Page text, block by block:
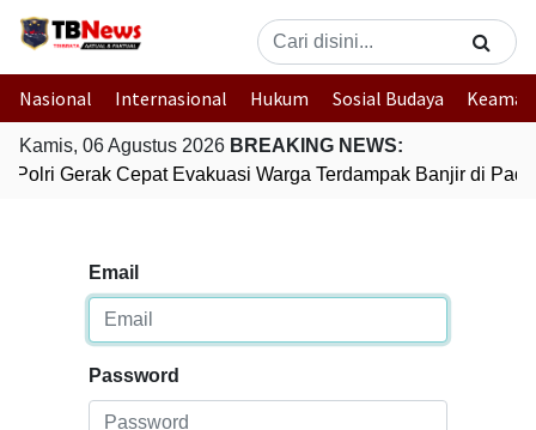
Nasional Internasional Hukum Sosial Budaya
Kamis, 06 Agustus 2026 BREAKING NEWS:
Polri Gerak Cepat Evakuasi Warga Terdampak Banjir di
Email
Password